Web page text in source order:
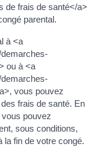
de frais de santé</a>
parental.
à <a
ou à <a
vous pouvez
frais de santé. En
pouvez
sous conditions,
la fin de votre congé.